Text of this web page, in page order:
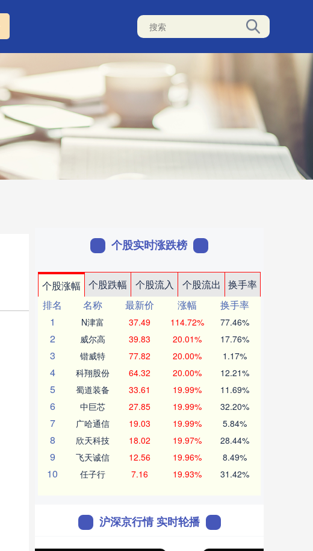
个股实时涨跌榜
个股涨幅 个股跌幅 个股流入 个股流出
换手率
排名
名称 最新价 涨幅
换手率
1
N津富 37.49 114.72% 77.46%
2 威尔高 39.83 20.01% 17.76%
3 锴威特 77.82 20.00% 1.17%
4 科翔股份 64.32 20.00% 12.21%
5 蜀道装备 33.61 19.99% 11.69%
6 中巨芯 27.85 19.99% 32.20%
7 广哈通信 19.03 19.99% 5.84%
8 欣天科技 18.02 19.97% 28.44%
9 飞天诚信 12.56 19.96% 8.49%
10 任子行 7.16 19.93% 31.42%
沪深京行情 实时轮播